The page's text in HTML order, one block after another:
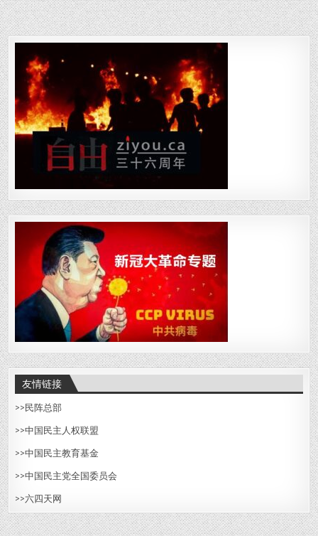
索
引
友情链接
>>民阵总部
>>中国民主人权联盟
>>中国民主教育基金
>>中国民主党全国委员会
>>六四天网